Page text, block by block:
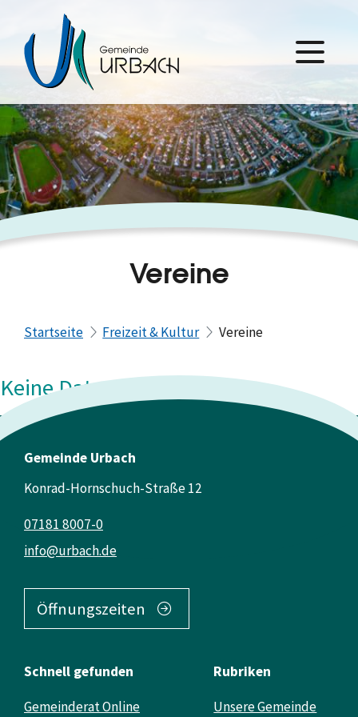
Vereine
Startseite Freizeit & Kultur Vereine
Keine Daten vorhanden
Gemeinde Urbach
Konrad-Hornschuch-Straße 12
info@urbach.de
07181 8007-0
Öffnungszeiten
Schnell gefunden
Gemeinderat Online
Rubriken
Unsere Gemeinde